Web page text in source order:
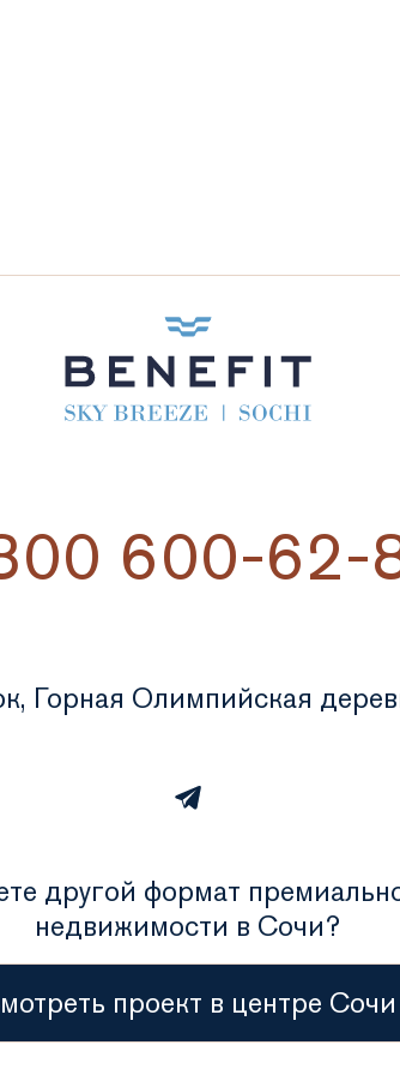
600-62-
Горная Олимпийская
другой формат
недвижимости в Сочи?
проект в центре Сочи